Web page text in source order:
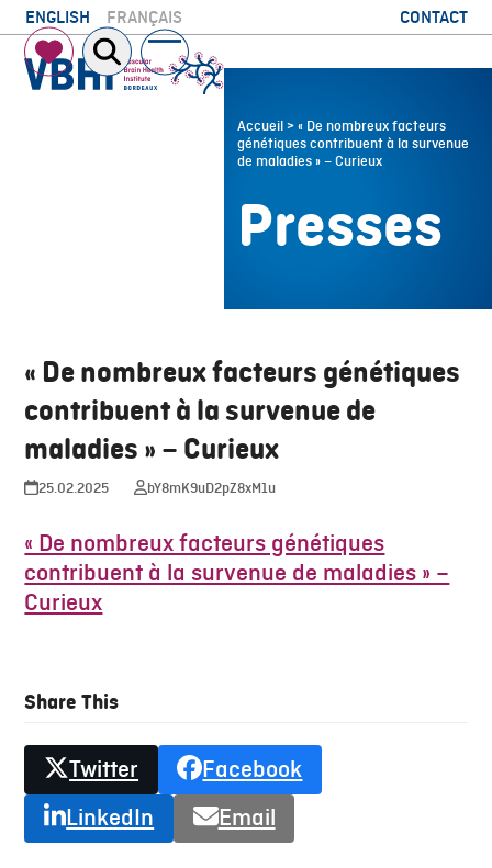
Skip
to
content
ENGLISH FRANÇAIS CONTACT
Open
mobile
Close
mobile
Presses
Accueil >« De nombreux facteurs
génétiques contribuent à la survenue
de maladies » – Curieux
« De nombreux facteurs génétiques
contribuent à la survenue de
maladies » – Curieux
25.02.2025 bY8mK9uD2pZ8xM1u
« De nombreux facteurs génétiques
contribuent à la survenue de maladies » –
Curieux
Share This
Twitter
Facebook
LinkedIn
Email